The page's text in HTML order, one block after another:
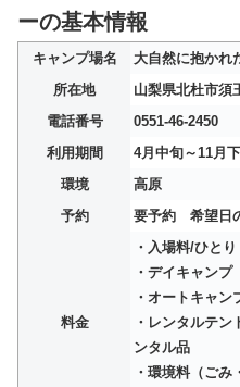
ーの基本情報
キャンプ場名
大自然に抱か
所在地
山梨県北杜市須
電話番号
0551-46-2450
利用期間
4月中旬～11月
環境
高原
予約
要予約 希望日
料金
・入場料/ひと
・デイキャンプ
・オートキャ
・レンタルテ
ンタル品
・環境料（ご